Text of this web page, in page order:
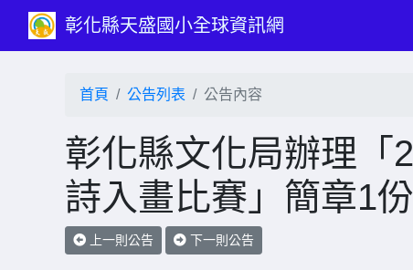
彰化縣天盛國小全球資訊網
首頁 公告列表 公告內容
彰化縣文化局辦理「
詩入畫比賽」簡章1份
上一則公告 下一則公告